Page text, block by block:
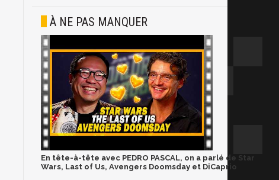
À NE PAS MANQUER
En tête-à-tête avec PEDRO PASCAL, on a parlé de Star
Wars, Last of Us, Avengers Doomsday et DiCaprio